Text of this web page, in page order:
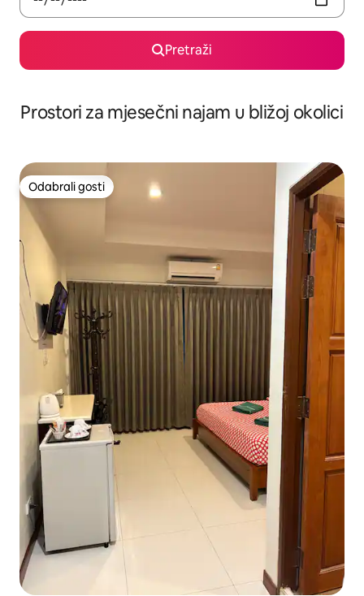
Pretraži
Prostori za mjesečni najam u bližoj okolici
Odabrali gosti
Odabrali gosti